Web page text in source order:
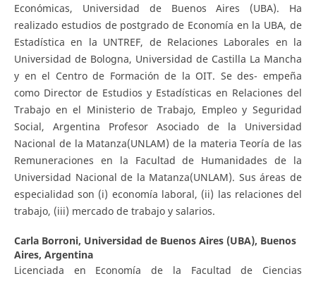
Económicas, Universidad de Buenos Aires (UBA). Ha
realizado estudios de postgrado de Economía en la UBA, de
Estadística en la UNTREF, de Relaciones Laborales en la
Universidad de Bologna, Universidad de Castilla La Mancha
y en el Centro de Formación de la OIT. Se des- empeña
como Director de Estudios y Estadísticas en Relaciones del
Trabajo en el Ministerio de Trabajo, Empleo y Seguridad
Social, Argentina Profesor Asociado de la Universidad
Nacional de la Matanza(UNLAM) de la materia Teoría de las
Remuneraciones en la Facultad de Humanidades de la
Universidad Nacional de la Matanza(UNLAM). Sus áreas de
especialidad son (i) economía laboral, (ii) las relaciones del
trabajo, (iii) mercado de trabajo y salarios.
Carla Borroni, Universidad de Buenos Aires (UBA), Buenos
Aires, Argentina
Licenciada en Economía de la Facultad de Ciencias